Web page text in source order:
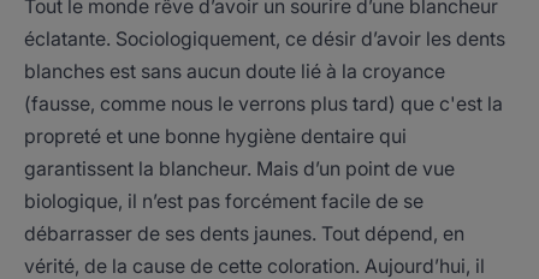
Tout le monde rêve d’avoir un sourire d’une blancheur
éclatante. Sociologiquement, ce désir d’avoir les dents
blanches est sans aucun doute lié à la croyance
(fausse, comme nous le verrons plus tard) que c'est la
propreté et une bonne hygiène dentaire qui
garantissent la blancheur. Mais d’un point de vue
biologique, il n’est pas forcément facile de se
débarrasser de ses dents jaunes. Tout dépend, en
vérité, de la cause de cette coloration. Aujourd’hui, il